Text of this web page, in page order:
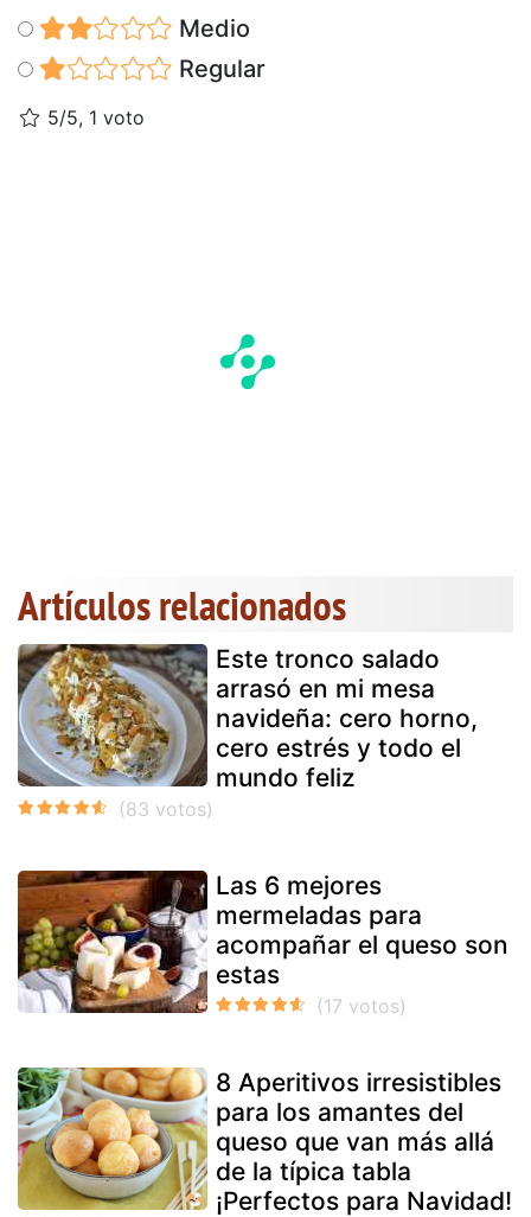
Medio
Regular
5/5, 1 voto
Artículos relacionados
Este tronco salado
arrasó en mi mesa
navideña: cero horno,
cero estrés y todo el
mundo feliz
Las 6 mejores
mermeladas para
acompañar el queso son
estas
8 Aperitivos irresistibles
para los amantes del
queso que van más allá
de la típica tabla
¡Perfectos para Navidad!